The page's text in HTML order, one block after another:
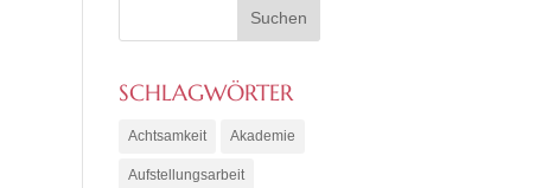
SCHLAGWÖRTER
Achtsamkeit Akademie
Aufstellungsarbeit